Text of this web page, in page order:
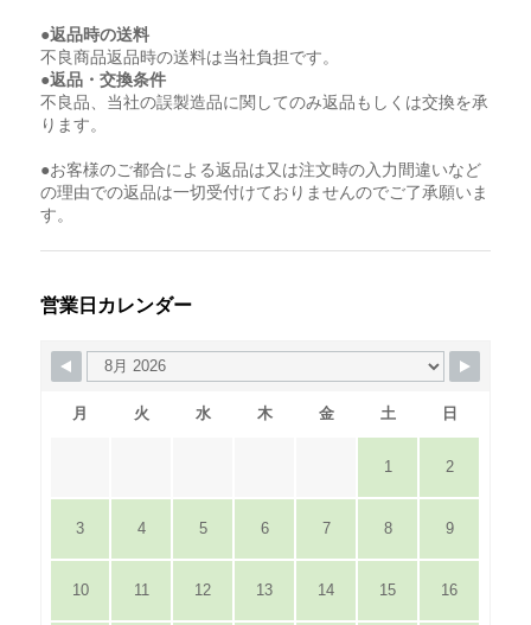
●返品時の送料
不良商品返品時の送料は当社負担です。
●返品・交換条件
不良品、当社の誤製造品に関してのみ返品もしくは交換を承
ります。
●お客様のご都合による返品は又は注文時の入力間違いなど
の理由での返品は一切受付けておりませんのでご了承願いま
す。
営業日カレンダー
月 火 水 木 金 土 日
1 2
3 4 5 6 7 8 9
10 11 12 13 14 15 16